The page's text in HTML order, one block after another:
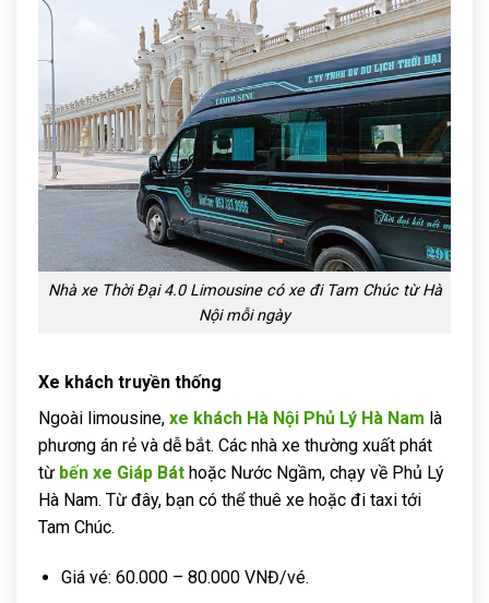
Nhà xe Thời Đại 4.0 Limousine có xe đi Tam Chúc từ Hà
Nội mỗi ngày
Xe khách truyền thống
Ngoài limousine, xe khách Hà Nội Phủ Lý Hà Nam là
phương án rẻ và dễ bắt. Các nhà xe thường xuất phát
từ bến xe Giáp Bát hoặc Nước Ngầm, chạy về Phủ Lý
Hà Nam. Từ đây, bạn có thể thuê xe hoặc đi taxi tới
Tam Chúc.
Giá vé: 60.000 – 80.000 VNĐ/vé.